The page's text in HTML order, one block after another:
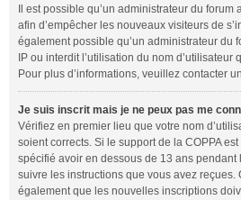
Il est possible qu’un administrateur du
afin d’empêcher les nouveaux visiteurs de
également possible qu’un administrateur du
IP ou interdit l’utilisation du nom
Pour plus d’informations, veuillez contacter
Je suis inscrit mais je ne peux pas me
Vérifiez en premier lieu que votre nom
soient corrects. Si le support de la COPPA
spécifié avoir en dessous de 13 ans pendant
suivre les instructions que vous avez reçues.
également que les nouvelles inscriptions